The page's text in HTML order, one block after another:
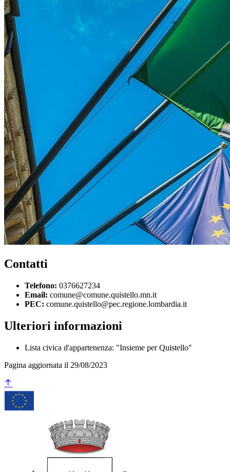
Contatti
Telefono: 0376627234
Email: comune@comune.quistello.mn.it
PEC: comune.quistello@pec.regione.lombardia.it
Ulteriori informazioni
Lista civica d'appartenenza: "Insieme per Quistello"
Pagina aggiornata il 29/08/2023